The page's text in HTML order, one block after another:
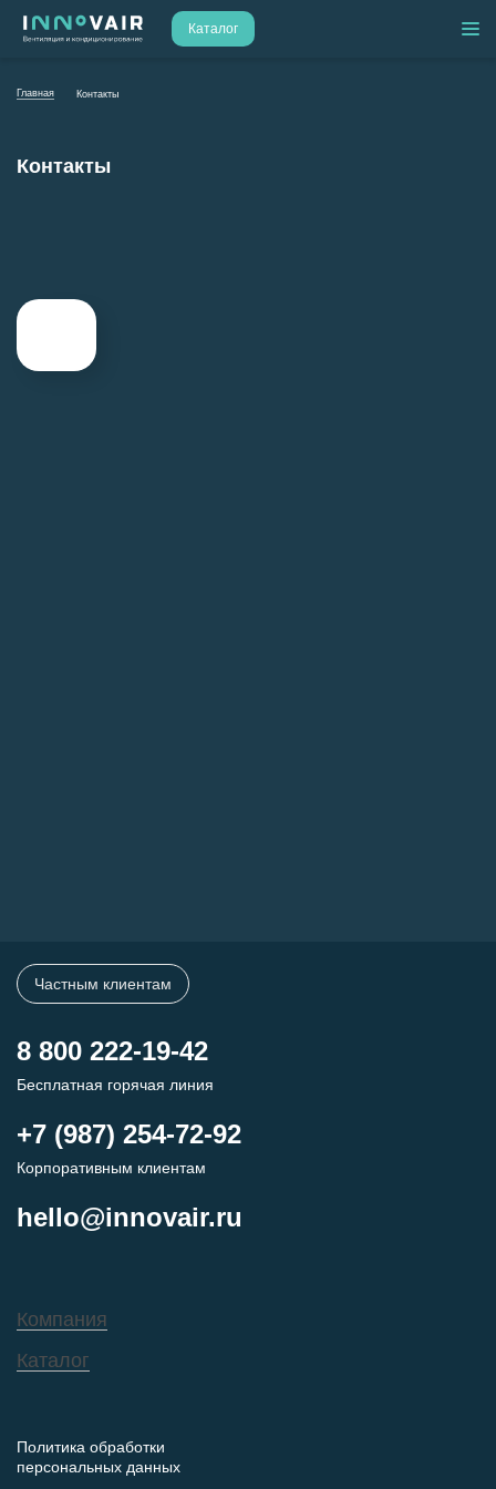
Каталог
Главная Контакты
Контакты
Частным клиентам
8 800 222-19-42
Бесплатная горячая линия
+7 (987) 254-72-92
Корпоративным клиентам
hello@innovair.ru
Компания
Каталог
Политика обработки
персональных данных